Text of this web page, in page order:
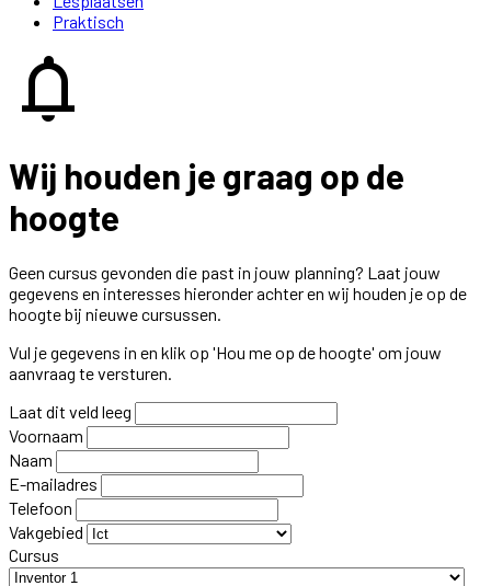
Praktisch
notifications
Wij houden je graag op de
hoogte
Geen cursus gevonden die past in jouw planning? Laat jouw
gegevens en interesses hieronder achter en wij houden je op de
hoogte bij nieuwe cursussen.
Vul je gegevens in en klik op 'Hou me op de hoogte' om jouw
aanvraag te versturen.
Laat dit veld leeg
Voornaam
Naam
E-mailadres
Telefoon
Vakgebied
Cursus